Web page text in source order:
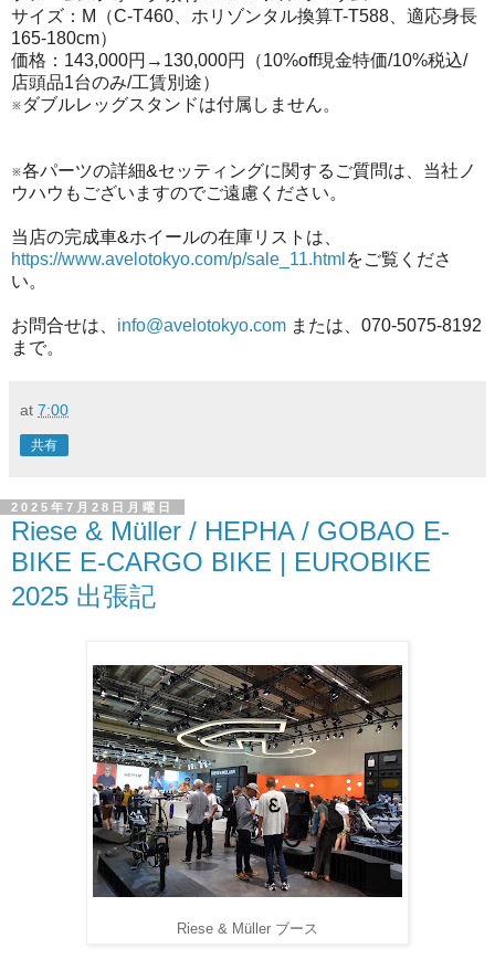
サイズ：M（C-T460、ホリゾンタル換算T-T588、適応身長
165-180cm）
価格：143,000円→130,000円（10%off現金特価/10%税込/
店頭品1台のみ/工賃別途）
※ダブルレッグスタンドは付属しません。
※各パーツの詳細&セッティングに関するご質問は、当社ノ
ウハウもございますのでご遠慮ください。
当店の完成車&ホイールの在庫リストは、
https://www.avelotokyo.com/p/sale_11.html をご覧くださ
い。
お問合せは、 info@avelotokyo.com または、070-5075-8192
まで。
at 7:00
共有
2025年7月28日月曜日
Riese & Müller / HEPHA / GOBAO E-
BIKE E-CARGO BIKE | EUROBIKE
2025 出張記
Riese & Müller ブース